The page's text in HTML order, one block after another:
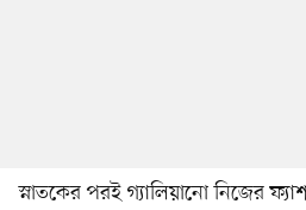
স্নাতকের পরই গ্যালিয়ানো নিজের